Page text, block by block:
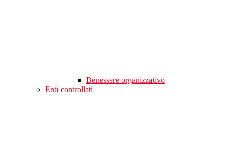
Benessere organizzativo
Enti controllati